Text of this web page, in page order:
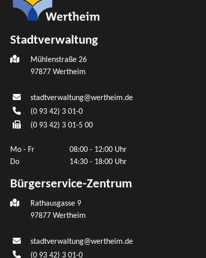
Stadtverwaltung
Mühlenstraße 26
97877 Wertheim
stadtverwaltung@wertheim.de
(0 93 42) 3 01-0
(0 93 42) 3 01-5 00
Mo - Fr
08:00 - 12:00 Uhr
Do
14:30 - 18:00 Uhr
Bürgerservice-Zentrum
Rathausgasse 9
97877 Wertheim
stadtverwaltung@wertheim.de
(0 93 42) 3 01-0